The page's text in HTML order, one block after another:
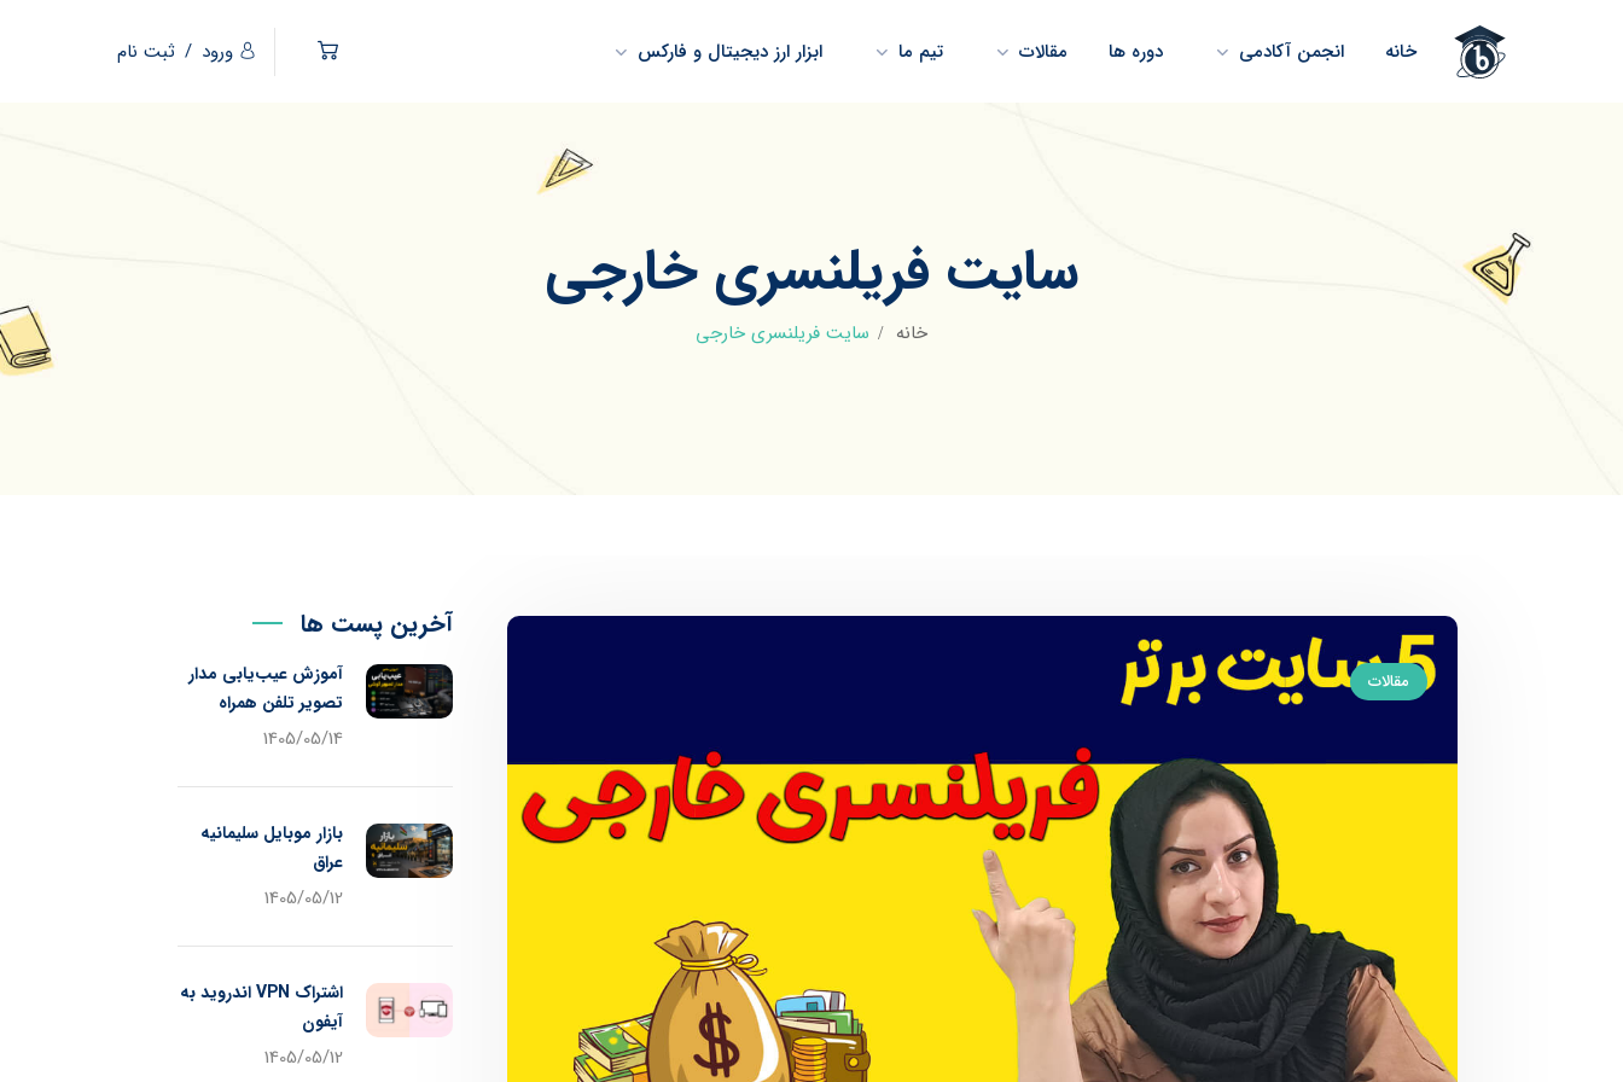
خانه انجمن آکادمی دوره ها مقالات تیم ما ابزار ارز دیجیتال و فارکس ورود / ثبت نام
سایت فریلنسری خارجی
خانه سایت فریلنسری خارجی
مقالات
آخرین پست ها
آموزش عیب‌یابی مدار
تصویر تلفن همراه
1405/05/14
بازار موبایل سلیمانیه
عراق
1405/05/12
اشتراک VPN اندروید به
آیفون
1405/05/12